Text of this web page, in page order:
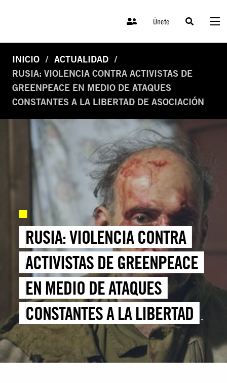
Únete
INICIO
ACTUALIDAD
RUSIA: VIOLENCIA CONTRA ACTIVISTAS DE
GREENPEACE EN MEDIO DE ATAQUES
CONSTANTES A LA LIBERTAD DE ASOCIACIÓN
RUSIA: VIOLENCIA CONTRA
ACTIVISTAS DE GREENPEACE
EN MEDIO DE ATAQUES
CONSTANTES A LA LIBERTAD
DE ASOCIACIÓN